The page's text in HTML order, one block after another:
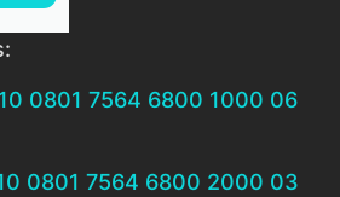
0801 7564 6800 1000 06
0801 7564 6800 2000 03